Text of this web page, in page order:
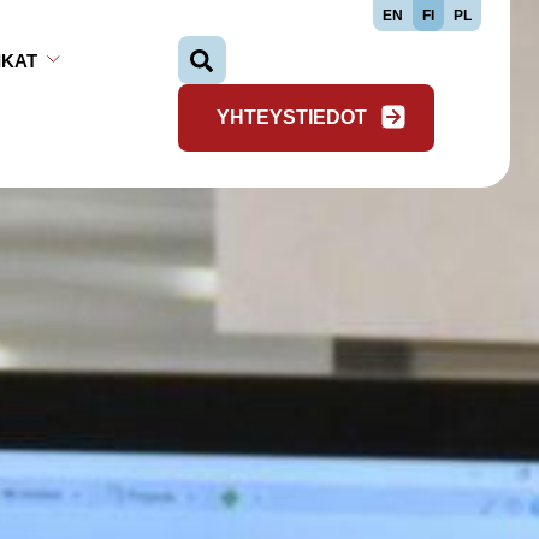
EN FI PL
Avaa alavalikko
Sulje alavalikko
Hae…
YHTEYSTIEDOT